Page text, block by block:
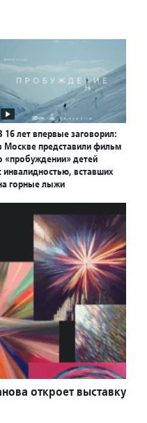
16 лет впервые заговорил:
Москве представили фильм
«пробуждении» детей
инвалидностью, вставших
горные лыжи
откроет выставку